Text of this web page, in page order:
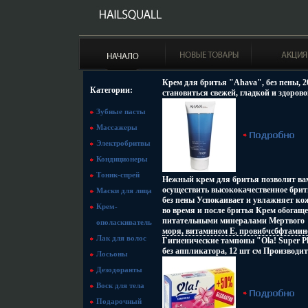
Категории:
Зубные пасты
Массажеры
Электробритвы
Кондиционеры
Тоник-спрей
Маски для лица
Крем-
ополаскиватель
Лак для волос
Лосьоны
Дезодоранты
Воск для тела
Подарочный
Крем для бритья "Ahava", без пены,
становиться свежей, гладкой и
Нежный крем для бритья позволит
осуществить высококачественное
без пены Успокаивает и увлажняет
во время и после бритья Крем
питательными минералами Мертвого
моря, витамином Е,
В5 и экстрактами растений
Имбиря, Гинкго и Алоэ Вера
Серия косметической продукции для
мужчин "Men" , обеспечивающая
оптимальный результат Серия "Men"
косметической продукции
Гигиенические тампоны "Ola! Super
без аппликатора, 12 шт см